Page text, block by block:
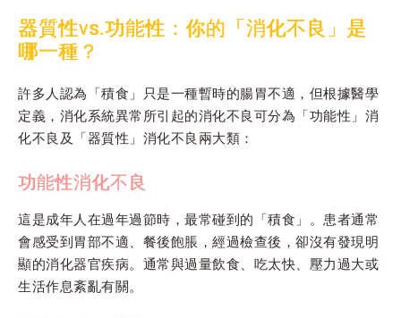
器質性vs.功能性：你的「消化不良」是
哪一種？
許多人認為「積食」只是一種暫時的腸胃不適，但根據醫學
定義，消化系統異常所引起的消化不良可分為「功能性」消
化不良及「器質性」消化不良兩大類：
功能性消化不良
這是成年人在過年過節時，最常碰到的「積食」。患者通常
會感受到胃部不適、餐後飽脹，經過檢查後，卻沒有發現明
顯的消化器官疾病。通常與過量飲食、吃太快、壓力過大或
生活作息紊亂有關。